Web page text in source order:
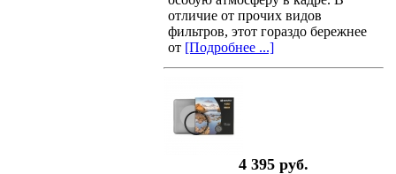
отличие от прочих видов
фильтров, этот гораздо бережнее
от [Подробнее ...]
4 395 руб.